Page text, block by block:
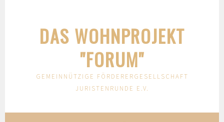
DAS WOHNPROJEKT
"FORUM"
GEMEINNÜTZIGE FÖRDERERGESELLSCHAFT
JURISTENRUNDE E.V.